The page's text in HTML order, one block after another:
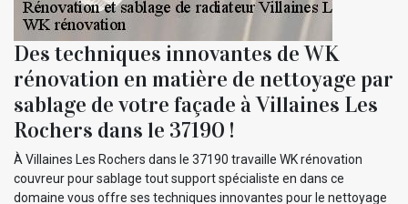
Des techniques innovantes de WK
rénovation en matière de nettoyage par
sablage de votre façade à Villaines Les
Rochers dans le 37190 !
À Villaines Les Rochers dans le 37190 travaille WK rénovation
couvreur pour sablage tout support spécialiste en dans ce
domaine vous offre ses techniques innovantes pour le nettoyage